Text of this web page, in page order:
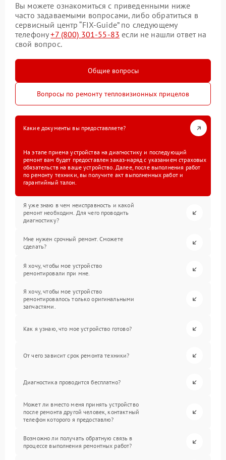
Вы можете ознакомиться с приведенными ниже
часто задаваемыми вопросами, либо обратиться в
сервисный центр “FIX-Guide” по следующему
телефону+7 (800) 301-55-83 если не нашли ответ на
свой вопрос.
Общие вопросы
Вопросы по ремонту тепловизионных прицелов
Какие документы вы предоставляете?
На этапе приема устройства на диагностику и последующий
ремонт вам будет предоставлен заказ-наряд с указанием страховых
обязательств на ваше устройство. Далее, после выполнения работ
по ремонту техники, вы получите акт выполненных работ и
гарантийный талон.
Я уже знаю в чем неисправность и какой
ремонт необходим. Для чего проводить
диагностику?
Мне нужен срочный ремонт. Сможете
сделать?
Я хочу, чтобы мое устройство
ремонтировали при мне.
Я хочу, чтобы мое устройство
ремонтировалось только оригинальными
запчастями.
Как я узнаю, что мое устройство готово?
От чего зависит срок ремонта техники?
Диагностика проводится бесплатно?
Может ли вместо меня принять устройство
после ремонта другой человек, контактный
телефон которого я предоставлю?
Возможно ли получать обратную связь в
процессе выполнения ремонтных работ?